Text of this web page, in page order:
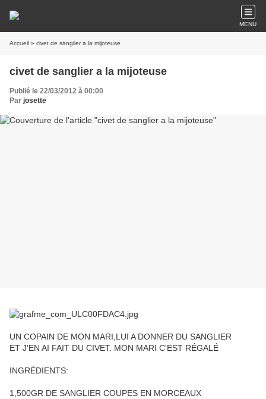
MENU
Accueil » civet de sanglier a la mijoteuse
civet de sanglier a la mijoteuse
Publié le 22/03/2012 à 00:00
Par josette
UN COPAIN DE MON MARI,LUI A DONNER DU SANGLIER
ET J'EN AI FAIT DU CIVET. MON MARI C'EST RÉGALÉ
INGRÉDIENTS:
1,500GR DE SANGLIER COUPES EN MORCEAUX